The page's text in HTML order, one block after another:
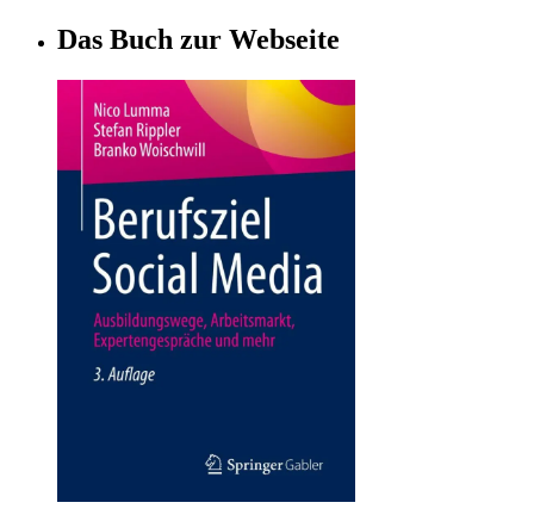
Das Buch zur Webseite